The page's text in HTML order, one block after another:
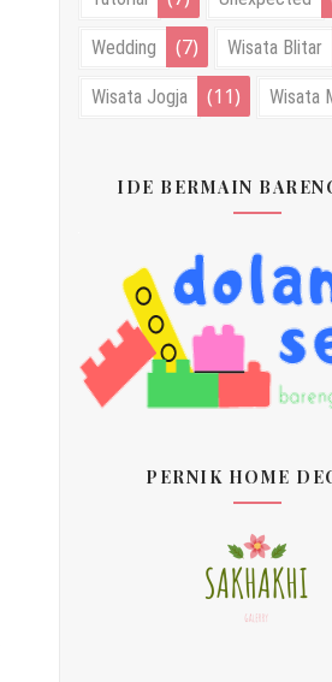
Wedding (7) Wisata Blitar
Wisata Jogja (11) Wisata
IDE BERMAIN
PERNIK HOME